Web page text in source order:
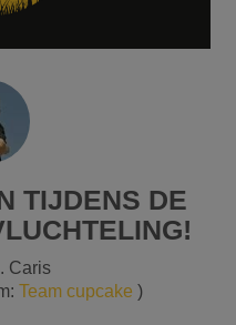
TIJDENS DE
Caris
Team cupcake )